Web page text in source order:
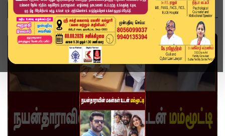
NAYANTHARA
வீடியோ ஸ்டோரி